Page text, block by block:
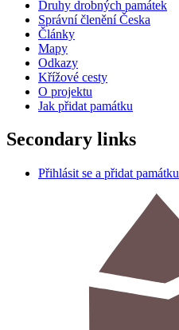
Druhy drobných památek
Správní členění Česka
Články
Mapy
Odkazy
Křížové cesty
O projektu
Jak přidat památku
Secondary links
Přihlásit se a přidat památku